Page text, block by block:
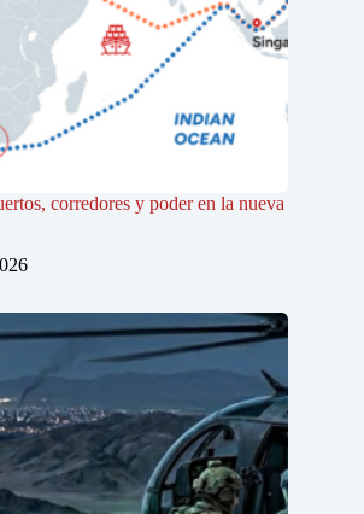
corredores y poder en la nueva